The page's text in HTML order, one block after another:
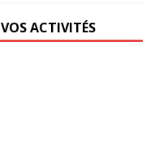
ACTIVITÉS